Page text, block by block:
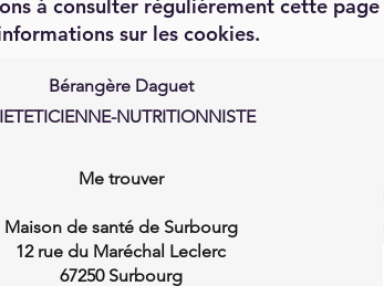
à consulter régulièrement cette
sur les cookies.
Bérangère Daguet
NUTRITIONNISTE
Me trouver
Maison de santé de Surbourg
12 rue du Maréchal Leclerc
67250 Surbourg